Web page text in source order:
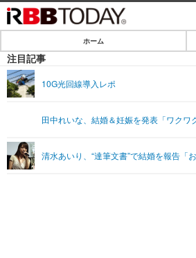
IT・デジタル
ライフ
ホーム
注目記事
10G光回線導入レポ
田中れいな、結婚＆妊娠を発表「ワクワ
清水あいり、“達筆文書”で結婚を報告「